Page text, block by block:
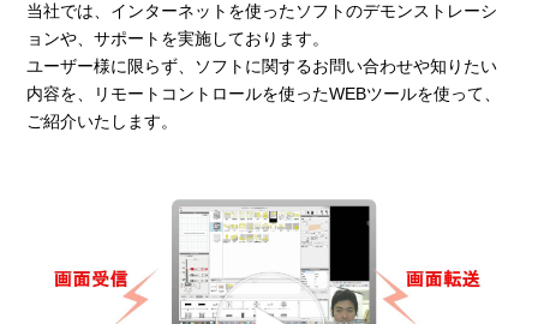
当社では、インターネットを使ったソフトのデモンストレーシ
ョンや、サポートを実施しております。
ユーザー様に限らず、ソフトに関するお問い合わせや知りたい
内容を、リモートコントロールを使ったWEBツールを使って、
ご紹介いたします。